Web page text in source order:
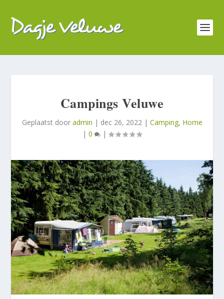
Campings Veluwe
Geplaatst door admin | dec 26, 2022| Camping, Home
| 0 |